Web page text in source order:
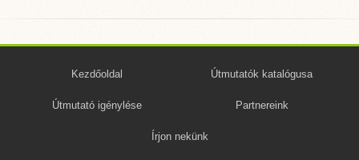
Kezdőoldal Útmutatók katalógusa
Útmutató igénylése Partnereink
Írjon nekünk